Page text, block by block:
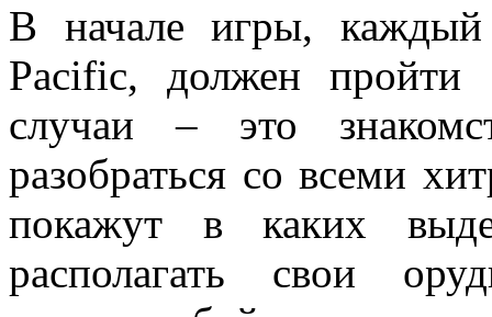
В начале игры, каждый
Pacific, должен пройти
случаи – это
разобраться со всеми
покажут в каких
располагать свои